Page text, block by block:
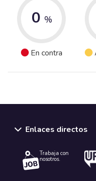
0 %
En contra
Enlaces directos
Trabaja con
nosotros.